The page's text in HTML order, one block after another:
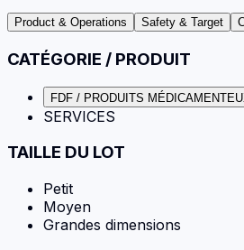
Product & Operations Safety & Target
CATÉGORIE / PRODUIT
FDF / PRODUITS
SERVICES
TAILLE DU LOT
Petit
Moyen
Grandes dimensions